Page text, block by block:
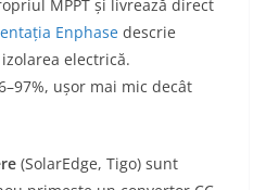
MPPT și livrează direct
Enphase descrie
electrică.
ușor mai mic decât
(SolarEdge, Tigo) sunt